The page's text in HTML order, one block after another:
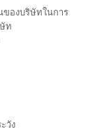
ของบริษัทในการ
ท
วัง